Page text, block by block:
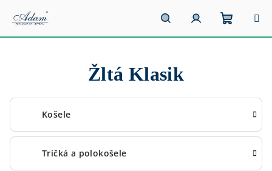
obsah
HľadaťPrihlásenie
Žltá Klasik
Košele
Tričká a polokošele